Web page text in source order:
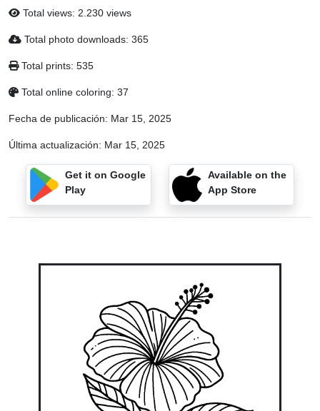
Total views: 2.230 views
Total photo downloads: 365
Total prints: 535
Total online coloring: 37
Fecha de publicación: Mar 15, 2025
Última actualización: Mar 15, 2025
Get it on Google
Play
Available on the
App Store